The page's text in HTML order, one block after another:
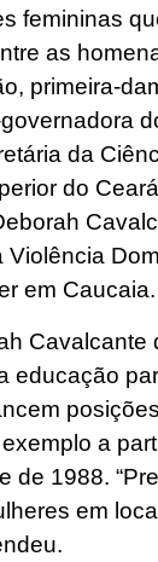
femininas
as
primeira-
da
do
Violência
em Caucaia.
Cavalcante
educação
a
de 1988.
em